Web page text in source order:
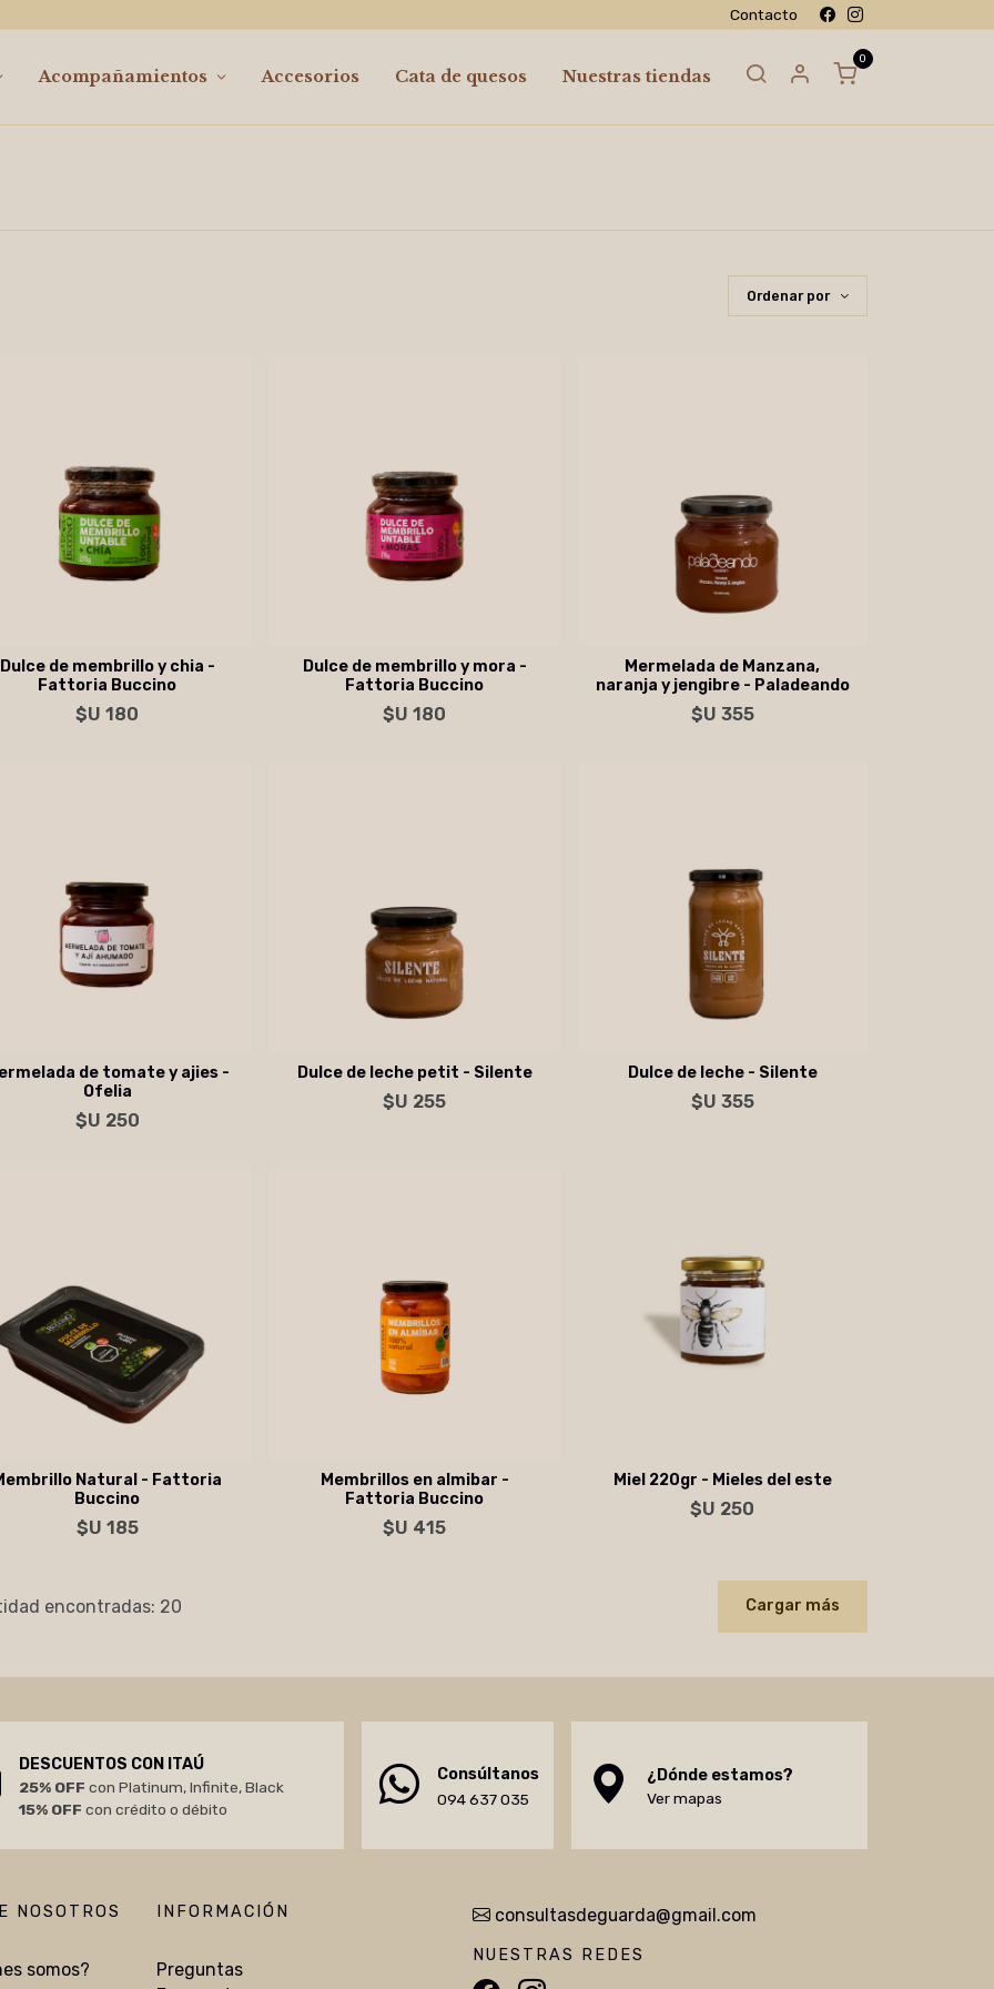
Contacto
Acompañamientos Accesorios Cata de quesos Nuestras tiendas
Ordenar por
Dulce de membrillo y chia -
Fattoria Buccino
$U 180
Dulce de membrillo y mora -
Fattoria Buccino
$U 180
Agregar al carrito
Mermelada de Manzana,
naranja y jengibre - Paladeando
$U 355
de tomate y ajies -
Ofelia
$U 250
Agregar al carrito
Dulce de leche petit - Silente
$U 255 Agregar al carrito
Dulce de leche - Silente
$U 355
Natural - Fattoria
Buccino
$U 185
Membrillos en almibar -
Fattoria Buccino
$U 415
Agregar al carrito
Miel 220gr - Mieles del este
$U 250
encontradas: 20 Cargar más
DESCUENTOS CON ITAÚ
25% OFF con Platinum, Infinite, Black
15% OFF con crédito o débito
Consúltanos
094 637 035
¿Dónde estamos?
Ver mapas
NOSOTROS
somos?
INFORMACIÓN
Preguntas
consultasdeguarda@gmail.com
NUESTRAS REDES